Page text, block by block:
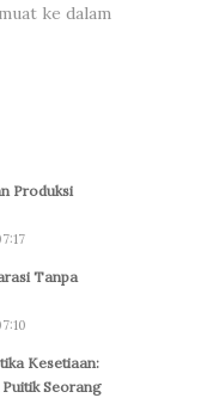
ke dalam
Produksi
Tanpa
Kesetiaan:
Seorang